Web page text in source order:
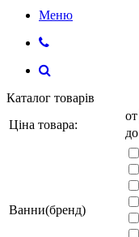
Меню
Каталог товарів
Ціна товара:
от
до
Ванни(бренд)